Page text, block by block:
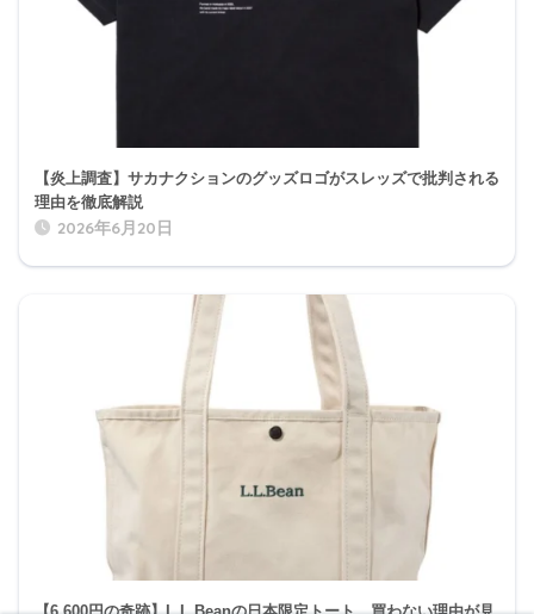
【炎上調査】サカナクションのグッズロゴがスレッズで批判される
理由を徹底解説
2026年6月20日